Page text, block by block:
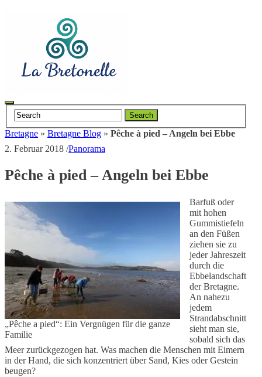
Toggle
navigation
Search
Bretagne » Bretagne Blog » Pêche à pied – Angeln bei Ebbe
2. Februar 2018 /Panorama
Pêche à pied – Angeln bei Ebbe
„Pêche a pied“: Ein Vergnügen für die ganze
Familie
Barfuß oder
mit hohen
Gummistiefeln
an den Füßen
ziehen sie zu
jeder Jahreszeit
durch die
Ebbelandschaft
der Bretagne.
An nahezu
jedem
Strandabschnitt
sieht man sie,
sobald sich das
Meer zurückgezogen hat. Was machen die Menschen mit Eimern
in der Hand, die sich konzentriert über Sand, Kies oder Gestein
beugen?